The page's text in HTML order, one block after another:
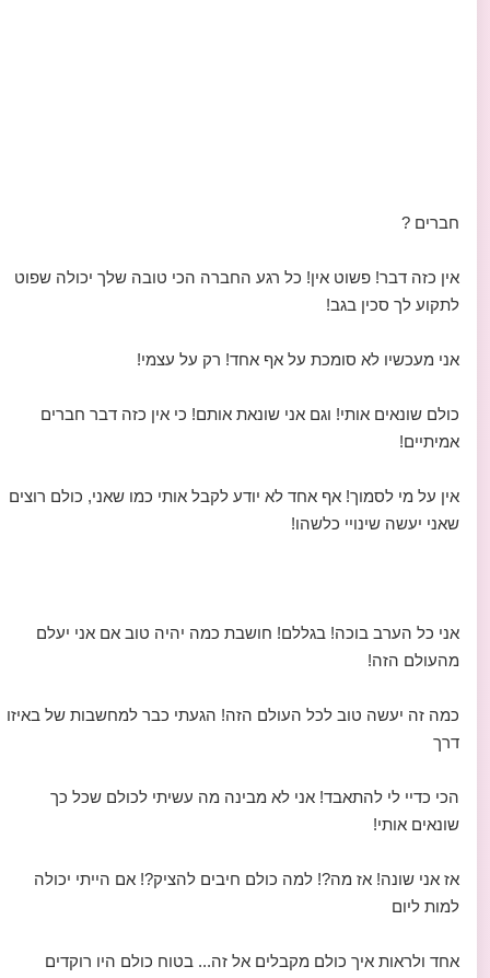
חברים ?
אין כזה דבר! פשוט אין! כל רגע החברה הכי טובה שלך יכולה שפוט
לתקוע לך סכין בגב!
אני מעכשיו לא סומכת על אף אחד! רק על עצמי!
כולם שונאים אותי! וגם אני שונאת אותם! כי אין כזה דבר חברים
אמיתיים!
אין על מי לסמוך! אף אחד לא יודע לקבל אותי כמו שאני, כולם רוצים
שאני יעשה שינויי כלשהו!
אני כל הערב בוכה! בגללם! חושבת כמה יהיה טוב אם אני יעלם
מהעולם הזה!
כמה זה יעשה טוב לכל העולם הזה! הגעתי כבר למחשבות של באיזו
דרך
הכי כדיי לי להתאבד! אני לא מבינה מה עשיתי לכולם שכל כך
שונאים אותי!
אז אני שונה! אז מה?! למה כולם חיבים להציק?! אם הייתי יכולה
למות ליום
אחד ולראות איך כולם מקבלים אל זה... בטוח כולם היו רוקדים